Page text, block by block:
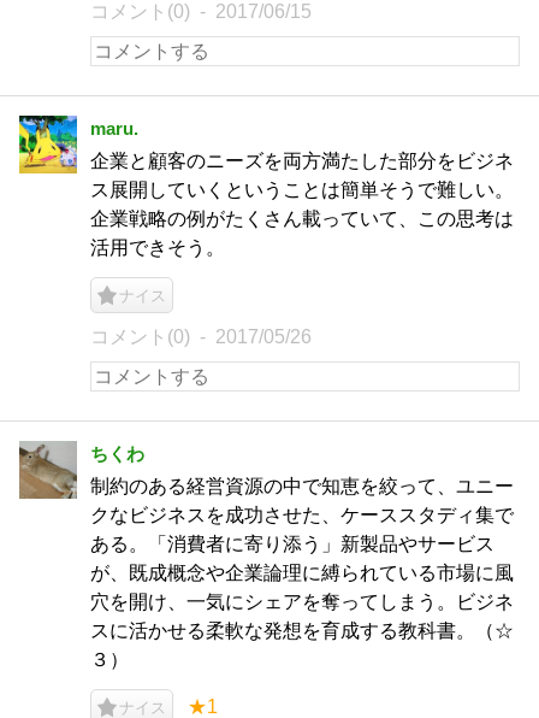
コメント(0) 2017/06/15
maru.
企業と顧客のニーズを両方満たした部分をビジネ
ス展開していくということは簡単そうで難しい。
企業戦略の例がたくさん載っていて、この思考は
活用できそう。
ナイス
コメント(0) 2017/05/26
ちくわ
制約のある経営資源の中で知恵を絞って、ユニー
クなビジネスを成功させた、ケーススタディ集で
ある。「消費者に寄り添う」新製品やサービス
が、既成概念や企業論理に縛られている市場に風
穴を開け、一気にシェアを奪ってしまう。ビジネ
スに活かせる柔軟な発想を育成する教科書。（☆
３）
ナイス ★1